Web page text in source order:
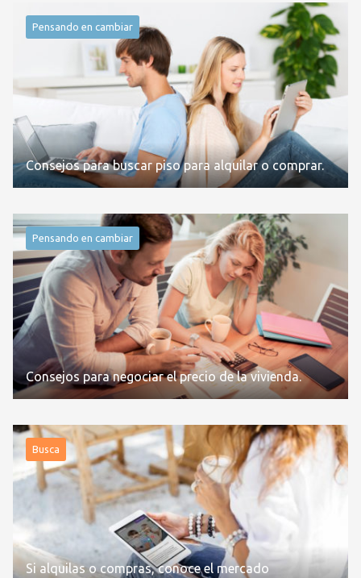
Pensando en cambiar
Consejos para buscar piso para alquilar o comprar.
Pensando en cambiar
Consejos para negociar el precio de la vivienda.
Busca
Si alquilas o compras, conoce el mercado